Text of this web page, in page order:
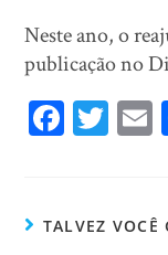
Neste ano, o
publicação no
Fa
ok
T
er
TALVEZ VOCÊ